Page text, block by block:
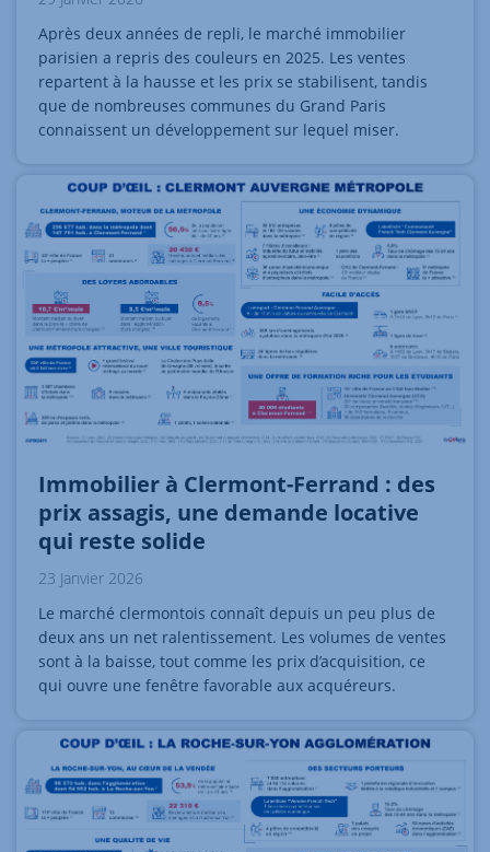
Après deux années de repli, le marché immobilier
parisien a repris des couleurs en 2025. Les ventes
repartent à la hausse et les prix se stabilisent, tandis
que de nombreuses communes du Grand Paris
connaissent un développement sur lequel miser.
Immobilier à Clermont-Ferrand : des
prix assagis, une demande locative
qui reste solide
23 Janvier 2026
Le marché clermontois connaît depuis un peu plus de
deux ans un net ralentissement. Les volumes de ventes
sont à la baisse, tout comme les prix d’acquisition, ce
qui ouvre une fenêtre favorable aux acquéreurs.